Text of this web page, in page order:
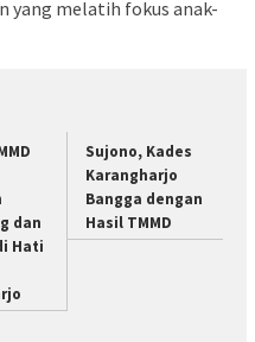
yang melatih fokus anak-
dan
Hati
Sujono, Kades
Karangharjo
Bangga dengan
Hasil TMMD